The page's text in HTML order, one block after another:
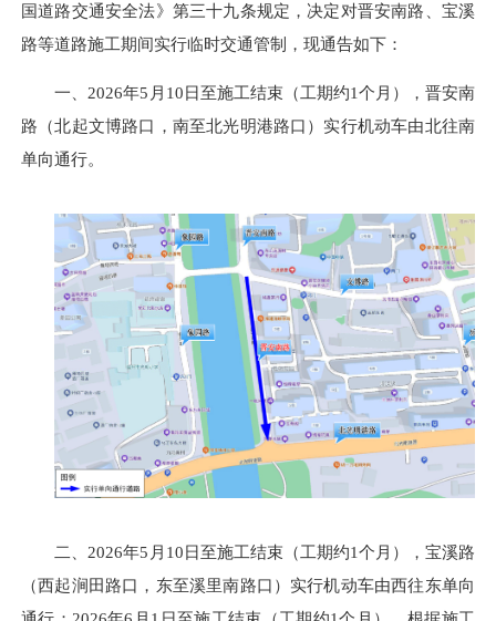
国道路交通安全法》第三十九条规定，决定对晋安南路、宝溪
路等道路施工期间实行临时交通管制，现通告如下：
一、2026年5月10日至施工结束（工期约1个月），晋安南
路（北起文博路口，南至北光明港路口）实行机动车由北往南
单向通行。
二、2026年5月10日至施工结束（工期约1个月），宝溪路
（西起涧田路口，东至溪里南路口）实行机动车由西往东单向